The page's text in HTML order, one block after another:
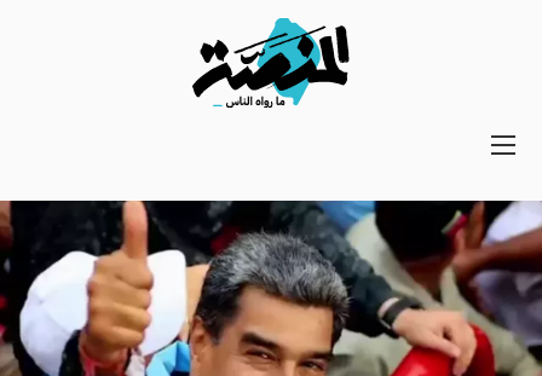
Main
Secondary
Navigation